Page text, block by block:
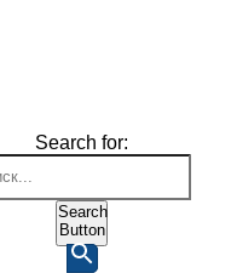
Search for:
Search
Button